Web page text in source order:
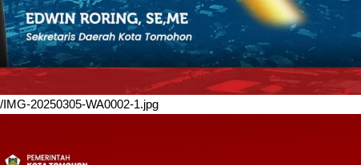
20250305-WA0002-1.jpg